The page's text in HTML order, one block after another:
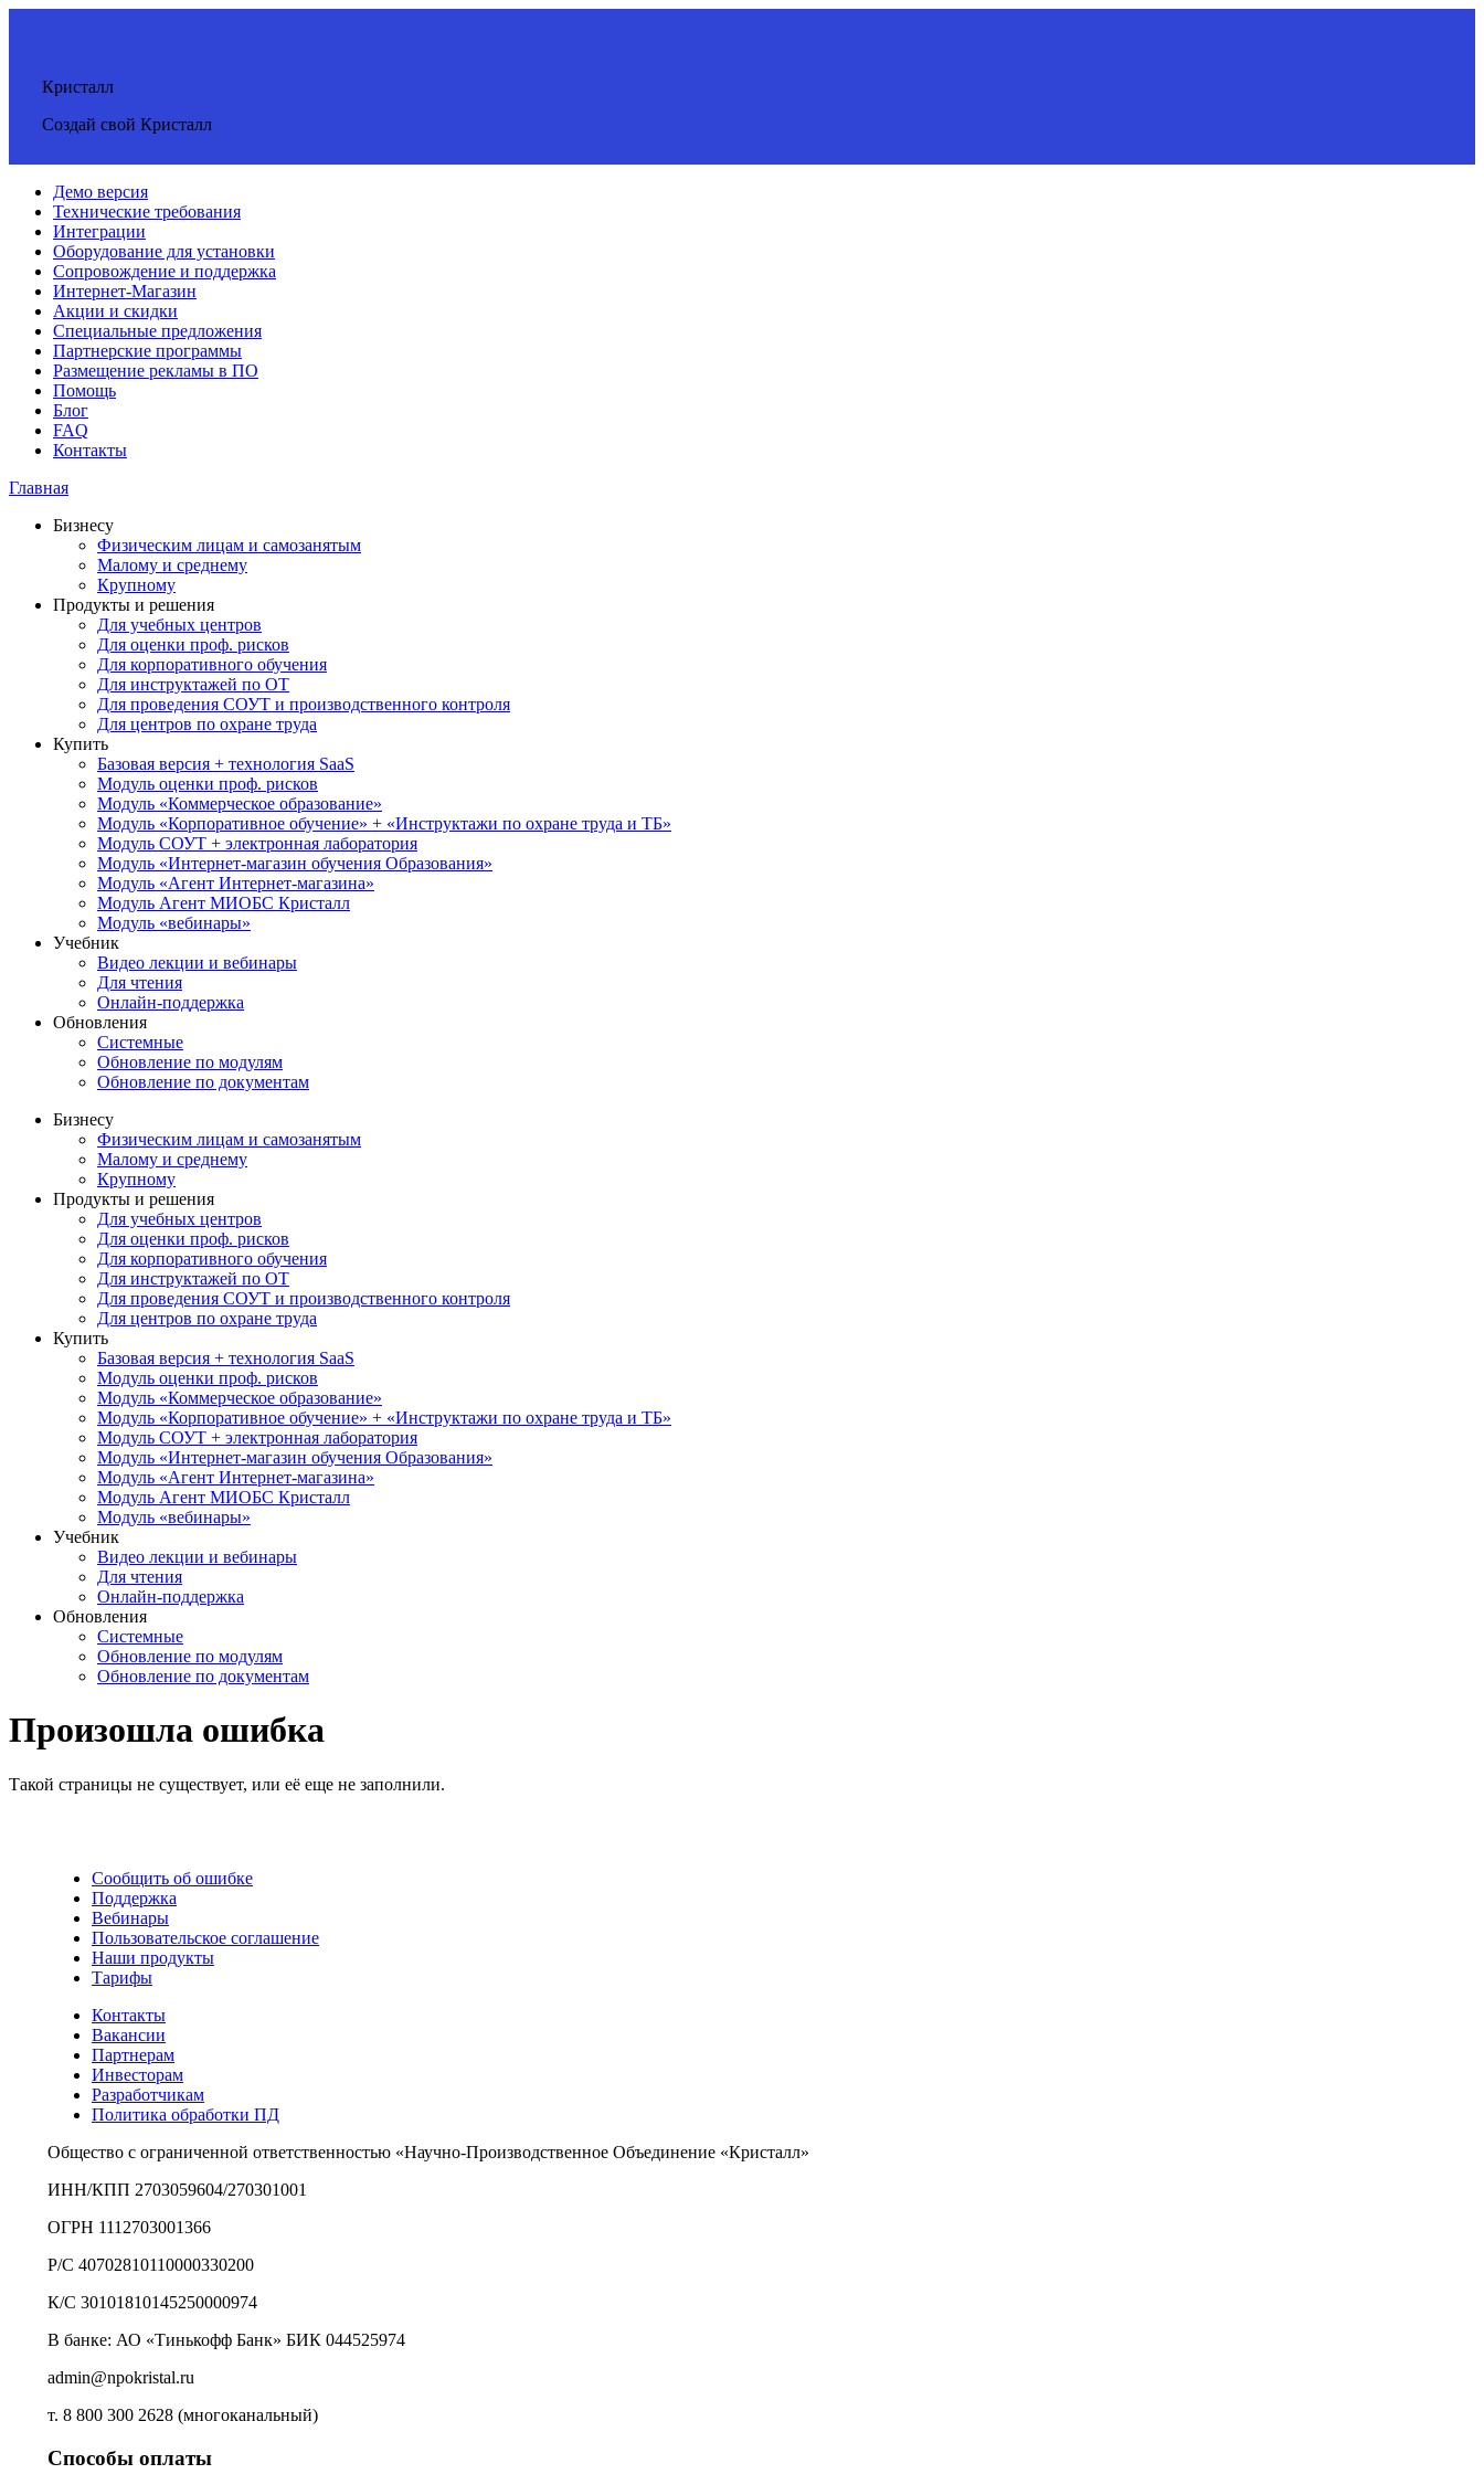
Кристалл
Создай свой Кристалл
Демо версия
Технические требования
Интеграции
Оборудование для установки
Сопровождение и поддержка
Интернет-Магазин
Акции и скидки
Специальные предложения
Партнерские программы
Размещение рекламы в ПО
Помощь
Блог
FAQ
Контакты
Главная
Бизнесу
Физическим лицам и самозанятым
Малому и среднему
Крупному
Продукты и решения
Для учебных центров
Для оценки проф. рисков
Для корпоративного обучения
Для инструктажей по ОТ
Для проведения СОУТ и производственного контроля
Для центров по охране труда
Купить
Базовая версия + технология SaaS
Модуль оценки проф. рисков
Модуль «Коммерческое образование»
Модуль «Корпоративное обучение» + «Инструктажи по охране труда и ТБ»
Модуль СОУТ + электронная лаборатория
Модуль «Интернет-магазин обучения Образования»
Модуль «Агент Интернет-магазина»
Модуль Агент МИОБС Кристалл
Модуль «вебинары»
Учебник
Видео лекции и вебинары
Для чтения
Онлайн-поддержка
Обновления
Системные
Обновление по модулям
Обновление по документам
Бизнесу
Физическим лицам и самозанятым
Малому и среднему
Крупному
Продукты и решения
Для учебных центров
Для оценки проф. рисков
Для корпоративного обучения
Для инструктажей по ОТ
Для проведения СОУТ и производственного контроля
Для центров по охране труда
Купить
Базовая версия + технология SaaS
Модуль оценки проф. рисков
Модуль «Коммерческое образование»
Модуль «Корпоративное обучение» + «Инструктажи по охране труда и ТБ»
Модуль СОУТ + электронная лаборатория
Модуль «Интернет-магазин обучения Образования»
Модуль «Агент Интернет-магазина»
Модуль Агент МИОБС Кристалл
Модуль «вебинары»
Учебник
Видео лекции и вебинары
Для чтения
Онлайн-поддержка
Обновления
Системные
Обновление по модулям
Обновление по документам
Произошла ошибка
Такой страницы не существует, или её еще не заполнили.
Сообщить об ошибке
Поддержка
Вебинары
Пользовательское соглашение
Наши продукты
Тарифы
Контакты
Вакансии
Партнерам
Инвесторам
Разработчикам
Политика обработки ПД
Общество с ограниченной ответственностью «Научно-Производственное Объединение «Кристалл»
ИНН/КПП 2703059604/270301001
ОГРН 1112703001366
Р/С 40702810110000330200
К/С 30101810145250000974
В банке: АО «Тинькофф Банк» БИК 044525974
admin@npokristal.ru
т. 8 800 300 2628 (многоканальный)
Способы оплаты